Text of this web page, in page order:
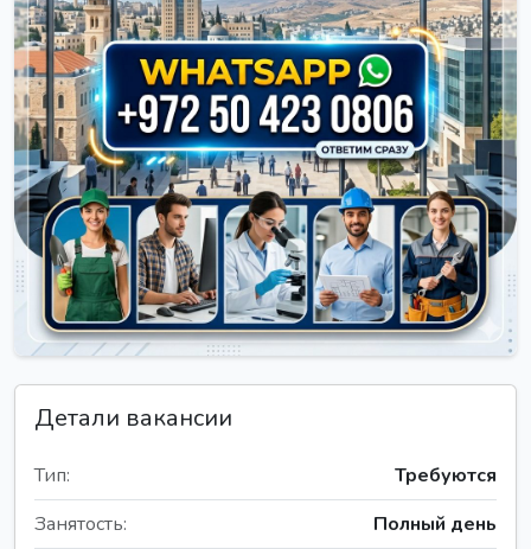
Детали вакансии
Тип:
Требуются
Занятость:
Полный день